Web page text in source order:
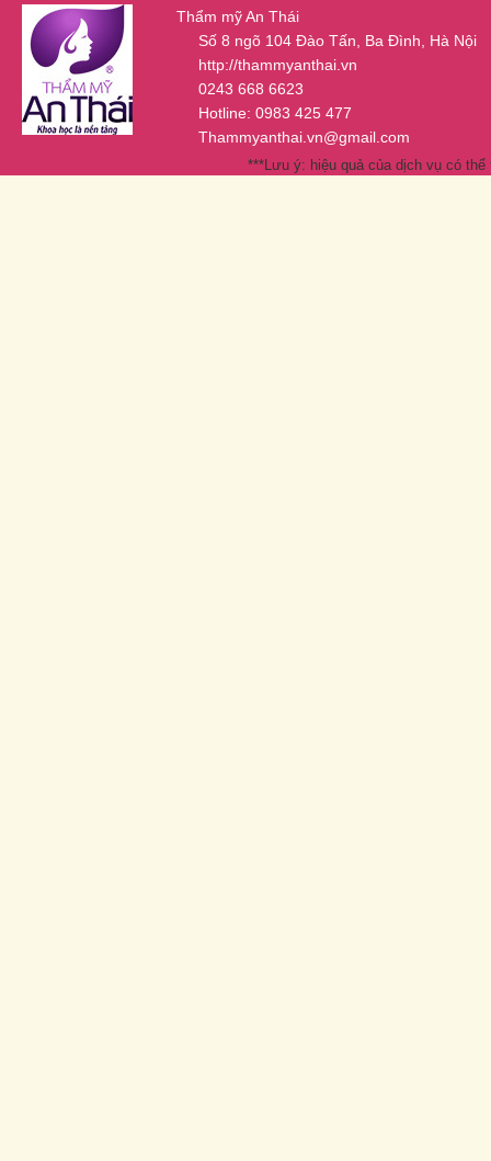
Thẩm mỹ An Thái
Số 8 ngõ 104 Đào Tấn, Ba Đình, Hà Nội
http://thammyanthai.vn
0243 668 6623
Hotline: 0983 425 477
Thammyanthai.vn@gmail.com
***Lưu ý: hiệu quả của dịch vụ có